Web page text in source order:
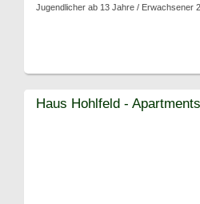
Jugendlicher ab 13 Jahre / Erwachsener
Haus Hohlfeld -